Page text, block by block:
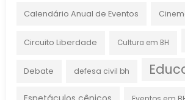
Calendário Anual de Eventos
Circuito Liberdade Cultura em BH
Debate defesa civil bh